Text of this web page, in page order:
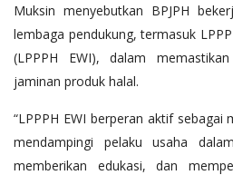
Muksin menyebutkan BPJPH
lembaga pendukung, termasuk
(LPPPH EWI), dalam
jaminan produk halal.
“LPPPH EWI berperan aktif sebagai
mendampingi pelaku usaha
memberikan edukasi, dan